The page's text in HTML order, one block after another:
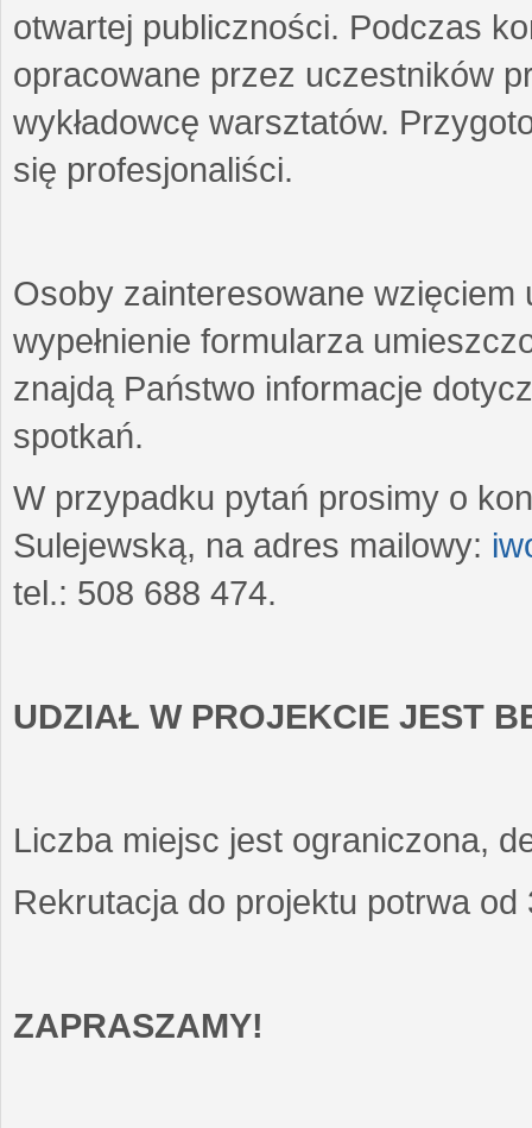
otwartej publiczności. Podczas
opracowane przez uczestników
wykładowcę warsztatów.
się profesjonaliści.
Osoby zainteresowane wzięciem
wypełnienie formularza
znajdą Państwo informacje
spotkań.
W przypadku pytań prosimy o
Sulejewską, na adres mailowy:
tel.: 508 688 474.
UDZIAŁ W PROJEKCIE JEST
Liczba miejsc jest ograniczona,
Rekrutacja do projektu potrwa
ZAPRASZAMY!